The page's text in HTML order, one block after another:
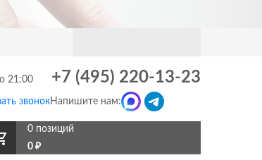
21:00 +7 (495) 220-13-23
звонокНапишите нам:
0 позиций
0 ₽